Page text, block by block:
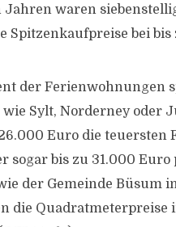
waren
Spitzenkaufpreise bei
der Ferienwohnungen
Sylt, Norderney oder
Euro die teuersten
sogar bis zu 31.000
der Gemeinde Büsum
die